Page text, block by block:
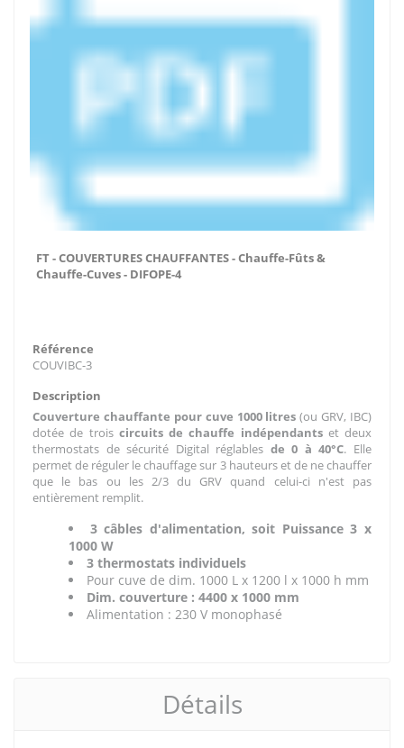
FT - COUVERTURES CHAUFFANTES - Chauffe-Fûts &
Chauffe-Cuves - DIFOPE-4
Référence
COUVIBC-3
Description
Couverture chauffante pour cuve 1000 litres (ou GRV, IBC)
dotée de troiscircuits de chauffe indépendantset deux
thermostats de sécurité Digital réglables de 0 à 40°C. Elle
permet de réguler le chauffage sur 3 hauteurs et de ne chauffer
que le bas ou les 2/3 du GRV quand celui-ci n'est pas
entièrement remplit.
3 câbles d'alimentation, soit Puissance 3 x
1000 W
3 thermostats individuels
Pour cuve de dim. 1000 L x 1200 l x 1000 h mm
Dim. couverture : 4400 x 1000 mm
Alimentation : 230 V monophasé
Détails